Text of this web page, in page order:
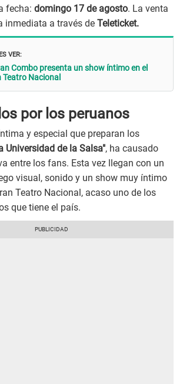
fecha: domingo 17 de agosto. La venta
inmediata a través de Teleticket.
VER:
Combo presenta un show íntimo en el
Teatro Nacional
por los peruanos
y especial que preparan los
Universidad de la Salsa", ha causado
entre los fans. Esta vez llegan con un
visual, sonido y un show muy íntimo
Teatro Nacional, acaso uno de los
que tiene el país.